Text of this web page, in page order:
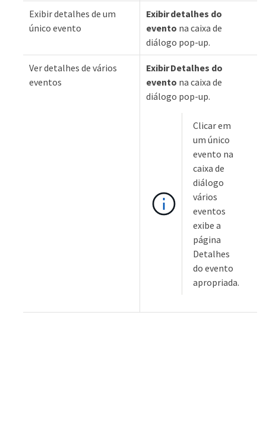
Exibir detalhes de um
único evento
Exibir detalhes do
evento na caixa de
diálogo pop-up.
Ver detalhes de vários
eventos
Exibir Detalhes do
evento na caixa de
diálogo pop-up.
Clicar em
um único
evento na
caixa de
diálogo
vários
eventos
exibe a
página
Detalhes
do evento
apropriada.